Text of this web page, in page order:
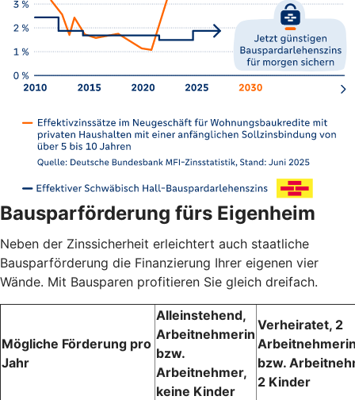
Bausparförderung fürs Eigenheim
Neben der Zinssicherheit erleichtert auch staatliche
Bausparförderung die Finanzierung Ihrer eigenen vier
Wände. Mit Bausparen profitieren Sie gleich dreifach.
Mögliche Förderung pro
Jahr
Alleinstehend,
Arbeitnehmerin
bzw.
Arbeitnehmer,
keine Kinder
Verheiratet, 2
bzw.
2 Kinder